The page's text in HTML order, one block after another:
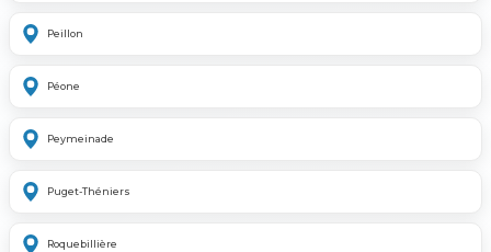
Peillon
Péone
Peymeinade
Puget-Théniers
Roquebillière